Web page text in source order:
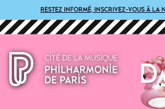
RESTEZ INFORMÉ, INSCRIVEZ-VOUS À LA